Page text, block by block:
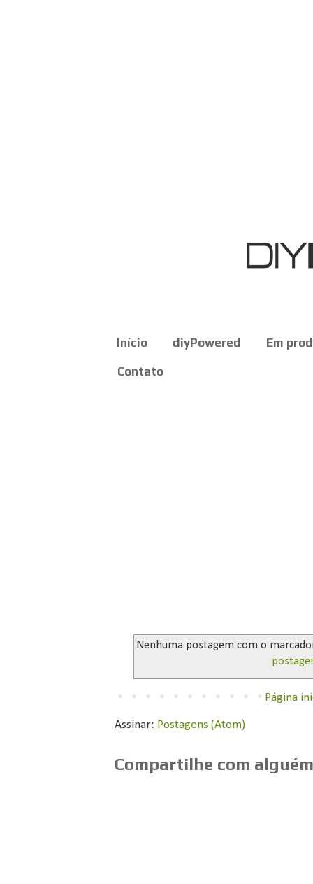
Início diyPowered Em
Contato
Nenhuma postagem com o
Página
Assinar: Postagens (Atom)
Compartilhe com